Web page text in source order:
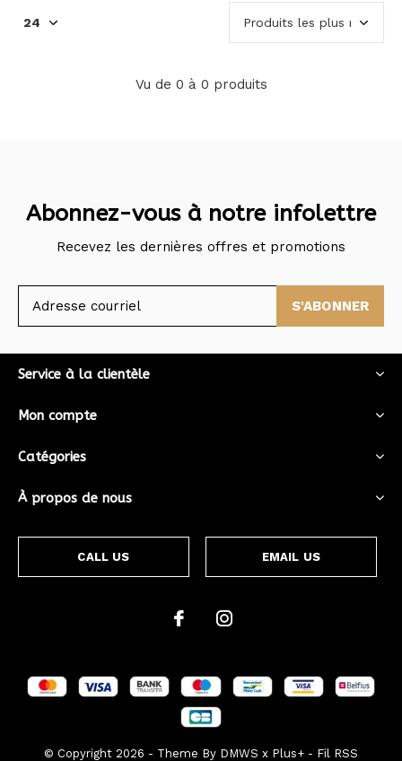
Vu de 0 à 0 produits
Abonnez-vous à notre infolettre
Recevez les dernières offres et promotions
S'ABONNER
Service à la clientèle
Mon compte
Catégories
À propos de nous
CALL US EMAIL US
© Copyright 2026 - Theme By DMWS x Plus+ - Fil RSS